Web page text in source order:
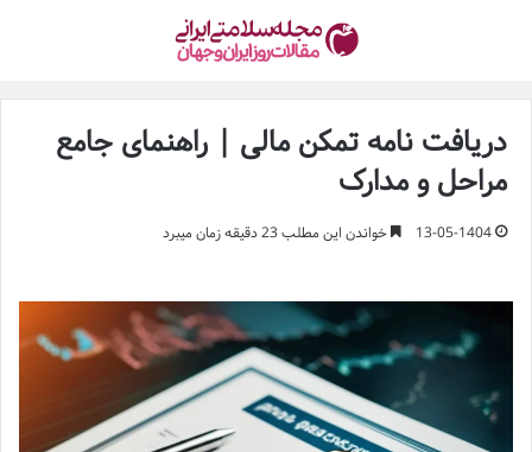
دریافت نامه تمکن مالی | راهنمای جامع
مراحل و مدارک
13-05-1404 خواندن این مطلب 23 دقیقه زمان میبرد